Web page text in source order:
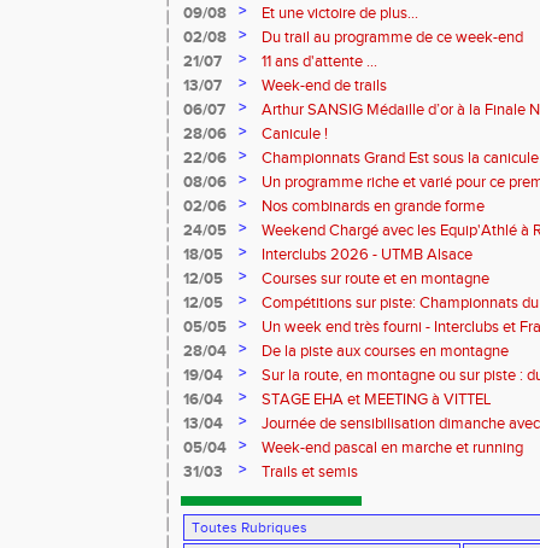
09/08 >
Et une victoire de plus...
02/08
>
Du trail au programme de ce week-end
21/07
>
11 ans d'attente ...
13/07
>
Week-end de trails
06/07
>
Arthur SANSIG Médaille d’or à la Finale
à Dreux.
28/06 >
Canicule !
22/06
>
Championnats Grand Est sous la canicule
08/06
>
Un programme riche et varié pour ce
02/06
>
Nos combinards en grande forme
24/05
>
Weekend Chargé avec les Equip'Athlé à
à Reims pour les Benjamins
18/05 >
Interclubs 2026 - UTMB Alsace
12/05
>
Courses sur route et en montagne
12/05
>
Compétitions sur piste: Championnats
équip'athlé U14-U16
05/05 >
Un week end très fourni - Interclubs et
menu !
28/04 >
De la piste aux courses en montagne
19/04
>
Sur la route, en montagne ou sur piste :
Charlottesville en passant par le
16/04 >
STAGE EHA et MEETING à VITTEL
13/04
>
Journée de sensibilisation dimanche
l'association vivre avec Parkinson
05/04 >
Week-end pascal en marche et running
31/03
> Trails et semis